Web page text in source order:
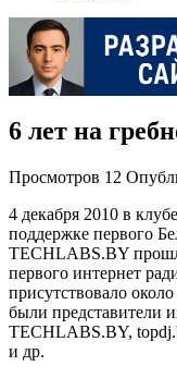
6 лет на
Просмотров 12
4 декабря 2010 в
поддержке первого
TECHLABS.BY
первого интернет
присутствовало
были представители
TECHLABS.BY,
и др.